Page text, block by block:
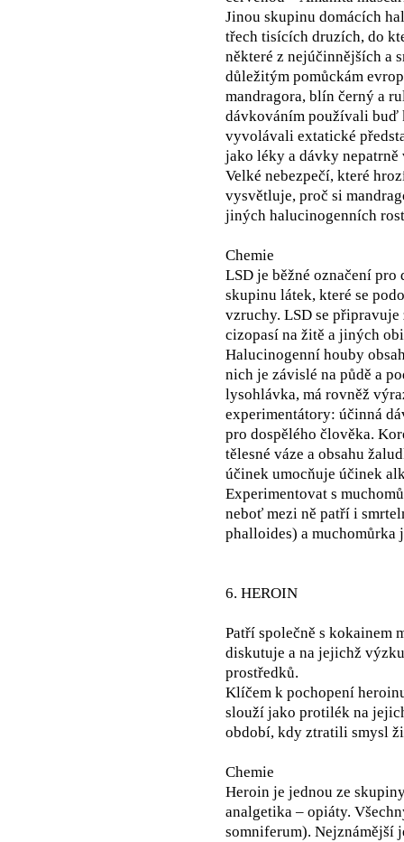
Jinou skupinu domácích
třech tisících druzích, do
některé z nejúčinnějších a
důležitým pomůckám
mandragora, blín černý a
dávkováním používali buď
vyvolávali extatické
jako léky a dávky
Velké nebezpečí, které
vysvětluje, proč si
jiných halucinogenních
Chemie
LSD je běžné označení
skupinu látek, které se
vzruchy. LSD se
cizopasí na žitě a jiných
Halucinogenní houby
nich je závislé na půdě a
lysohlávka, má rovněž
experimentátory: účinná
pro dospělého člověka.
tělesné váze a obsahu
účinek umocňuje účinek
Experimentovat s
neboť mezi ně patří i
phalloides) a
6. HEROIN
Patří společně s kokainem
diskutuje a na jejichž
prostředků.
Klíčem k pochopení
slouží jako protilék na
období, kdy ztratili smysl
Chemie
Heroin je jednou ze
analgetika – opiáty.
somniferum). Nejznámější